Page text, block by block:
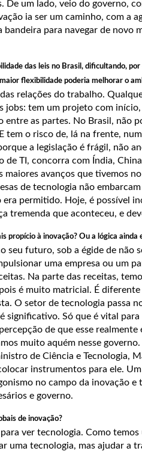
De um lado, veio do governo,
ia ser um caminho, com a
para navegar de novo
das leis no Brasil, dificultando,
flexibilidade poderia melhorar o
relações do trabalho.
tem um projeto com início,
entre as partes. No Brasil, não
tem o risco de, lá na frente,
a legislação é frágil, não
TI, concorra com Índia,
maiores avanços que tivemos
de tecnologia não
era permitido. Hoje, é possível
tremenda que aconteceu, e
propício à inovação? Ou a lógica ainda
seu futuro, sob a égide de não
uma empresa ou um
Na parte das receitas,
é muito matricial. É
O setor de tecnologia passa
significativo. Só que é vital para
de que esse
muito aquém nesse
de Ciência e Tecnologia,
instrumentos para ele.
no campo da inovação e
e governo.
de inovação?
ver tecnologia. Como
uma tecnologia, mas ajudar a